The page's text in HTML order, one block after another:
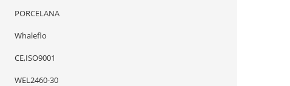
PORCELANA
Whaleflo
CE,ISO9001
WEL2460-30